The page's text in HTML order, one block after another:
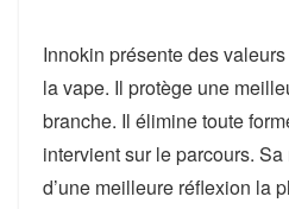
Innokin présente des
la vape. Il protège une
branche. Il élimine toute
intervient sur le parcours.
d’une meilleure réflexion la